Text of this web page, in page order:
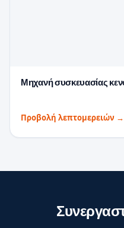
Μηχανή συσκευασίας
Προβολή λεπτομερειών →